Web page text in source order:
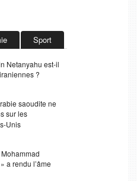
Sport
Netanyahu est-il
?
saoudite ne
sur les
Unis
a rendu l’âme